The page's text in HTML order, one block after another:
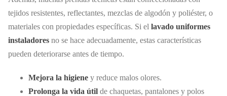
tejidos resistentes, reflectantes, mezclas de algodón y poliéster, o
materiales con propiedades específicas. Si el lavado uniformes
instaladores no se hace adecuadamente, estas características
pueden deteriorarse antes de tiempo.
Mejora la higiene y reduce malos olores.
Prolonga la vida útil de chaquetas, pantalones y polos